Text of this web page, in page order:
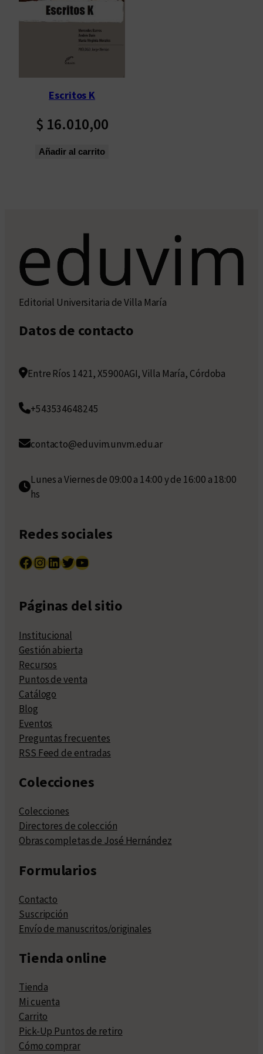
Escritos K
$ 16.010,00
Añadir al carrito
Editorial Universitaria de Villa María
Datos de contacto
Entre Ríos 1421, X5900AGI, Villa María, Córdoba
+543534648245
contacto@eduvim.unvm.edu.ar
Lunes a Viernes de 09:00 a 14:00 y de 16:00 a 18:00
hs
Redes sociales
Facebook InstagramLinkedIn Twitter YouTube
Páginas del sitio
Institucional
Gestión abierta
Recursos
Puntos de venta
Catálogo
Blog
Eventos
Preguntas frecuentes
RSS Feed de entradas
Colecciones
Colecciones
Directores de colección
Obras completas de José Hernández
Formularios
Contacto
Suscripción
Envío de manuscritos/originales
Tienda online
Tienda
Mi cuenta
Carrito
Pick-Up Puntos de retiro
Cómo comprar